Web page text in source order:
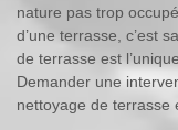
nature pas trop
d’une terrasse, c’est
de terrasse est
Demander une
nettoyage de terrasse